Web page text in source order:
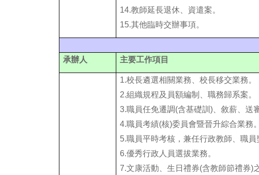
14.教師延長退休、資遣案。
15.其他臨時交辦事項。
承辦人 主要工作項目
1.校長遴選相關業務、校長移交業務。
2.組織規程及員額編制、職務歸系案。
3.職員任免遷調(含基礎訓)、敘薪、送
4.職員考績(核)委員會暨晉升綜合業務。
5.職員平時考核，兼任行政教師、職員
6.優秀行政人員選拔業務。
7.文康活動、生日禮券(含教師節禮券)